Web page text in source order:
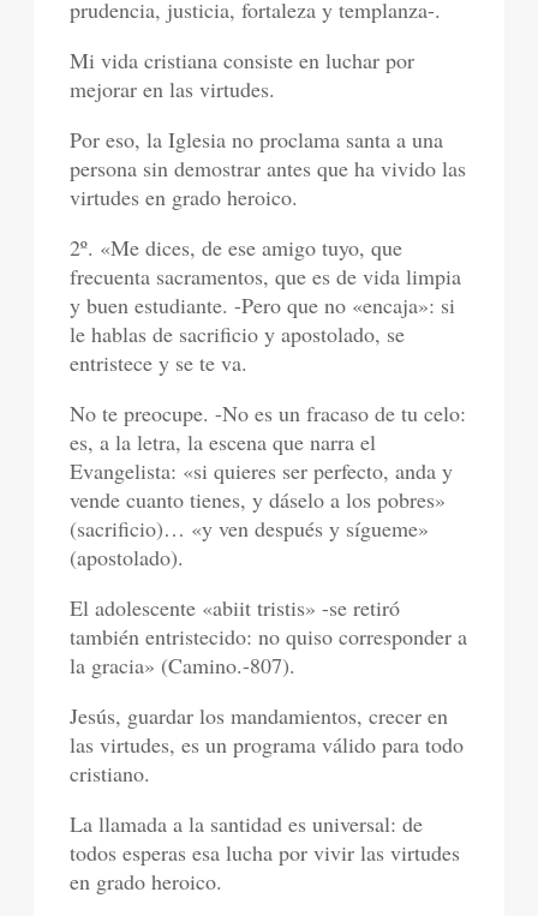
prudencia, justicia, fortaleza y templanza-.
Mi vida cristiana consiste en luchar por
mejorar en las virtudes.
Por eso, la Iglesia no proclama santa a una
persona sin demostrar antes que ha vivido las
virtudes en grado heroico.
2º. «Me dices, de ese amigo tuyo, que
frecuenta sacramentos, que es de vida limpia
y buen estudiante. -Pero que no «encaja»: si
le hablas de sacrificio y apostolado, se
entristece y se te va.
No te preocupe. -No es un fracaso de tu celo:
es, a la letra, la escena que narra el
Evangelista: «si quieres ser perfecto, anda y
vende cuanto tienes, y dáselo a los pobres»
(sacrificio)… «y ven después y sígueme»
(apostolado).
El adolescente «abiit tristis» -se retiró
también entristecido: no quiso corresponder a
la gracia» (Camino.-807).
Jesús, guardar los mandamientos, crecer en
las virtudes, es un programa válido para todo
cristiano.
La llamada a la santidad es universal: de
todos esperas esa lucha por vivir las virtudes
en grado heroico.